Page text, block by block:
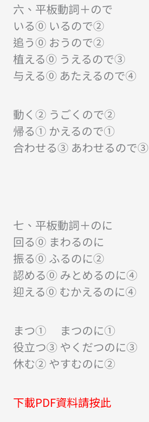
六、平板動詞＋ので
いる⓪ いるので②
追う⓪ おうので②
植える⓪ うえるので③
与える⓪ あたえるので④
動く② うごくので②
帰る① かえるので①
合わせる③ あわせるので③
七、平板動詞＋のに
回る⓪ まわるのに
振る⓪ ふるのに②
認める⓪ みとめるのに④
迎える⓪ むかえるのに④
まつ① まつのに①
役立つ③ やくだつのに③
休む② やすむのに②
下載PDF資料請按此